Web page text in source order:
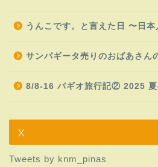
うんこです。と言えた日 〜日
サンパギータ売りのおばあさん
8/8-16 バギオ旅行記② 2025 夏
X
Tweets by knm_pinas